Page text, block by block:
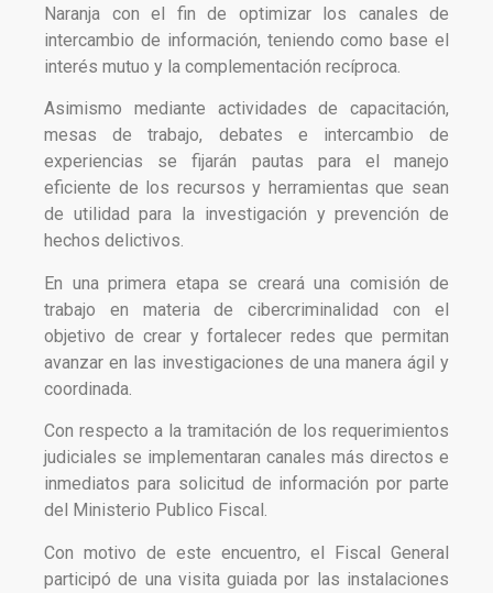
Naranja con el fin de optimizar los canales de
intercambio de información, teniendo como base el
interés mutuo y la complementación recíproca.
Asimismo mediante actividades de capacitación,
mesas de trabajo, debates e intercambio de
experiencias se fijarán pautas para el manejo
eficiente de los recursos y herramientas que sean
de utilidad para la investigación y prevención de
hechos delictivos.
En una primera etapa se creará una comisión de
trabajo en materia de cibercriminalidad con el
objetivo de crear y fortalecer redes que permitan
avanzar en las investigaciones de una manera ágil y
coordinada.
Con respecto a la tramitación de los requerimientos
judiciales se implementaran canales más directos e
inmediatos para solicitud de información por parte
del Ministerio Publico Fiscal.
Con motivo de este encuentro, el Fiscal General
participó de una visita guiada por las instalaciones